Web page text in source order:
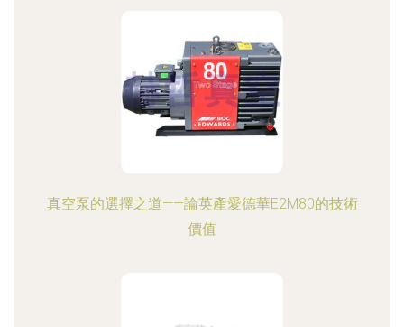
真空泵的選擇之道——論英產愛德華E2M80的技術
價值